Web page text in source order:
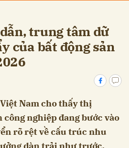
trung tâm dữ
của bất động sản
Nam cho thấy thị
nghiệp đang bước vào
rõ rệt về cấu trúc nhu
Hủy